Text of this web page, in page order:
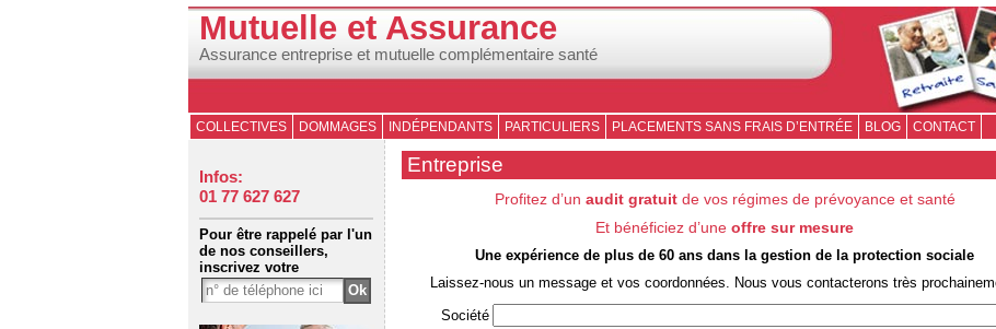
Mutuelle et Assurance
Assurance entreprise et mutuelle complémentaire santé
COLLECTIVES DOMMAGES INDÉPENDANTS PARTICULIERS PLACEMENTS SANS FRAIS D’ENTRÉE BLOG CONTACT
Infos:
01 77 627 627
Pour être rappelé par l'un
de nos conseillers,
inscrivez votre
Entreprise
Profitez d’un audit gratuitde vos régimes de prévoyance et santé
Et bénéficiez d’une offre sur mesure
Une expérience de plus de 60 ans dans la gestion de la protection sociale
Laissez-nous un message et vos coordonnées. Nous vous contacterons très
Société